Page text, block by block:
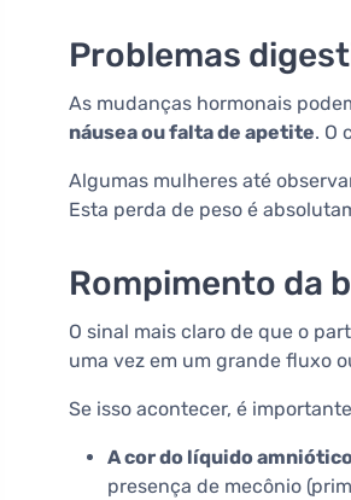
Problemas
As mudanças hormonais
náusea ou falta de apetite. O
Algumas mulheres até
Esta perda de peso é
Rompimento da
O sinal mais claro de que o
uma vez em um grande fluxo
Se isso acontecer, é
A cor do líquido
presença de mecônio